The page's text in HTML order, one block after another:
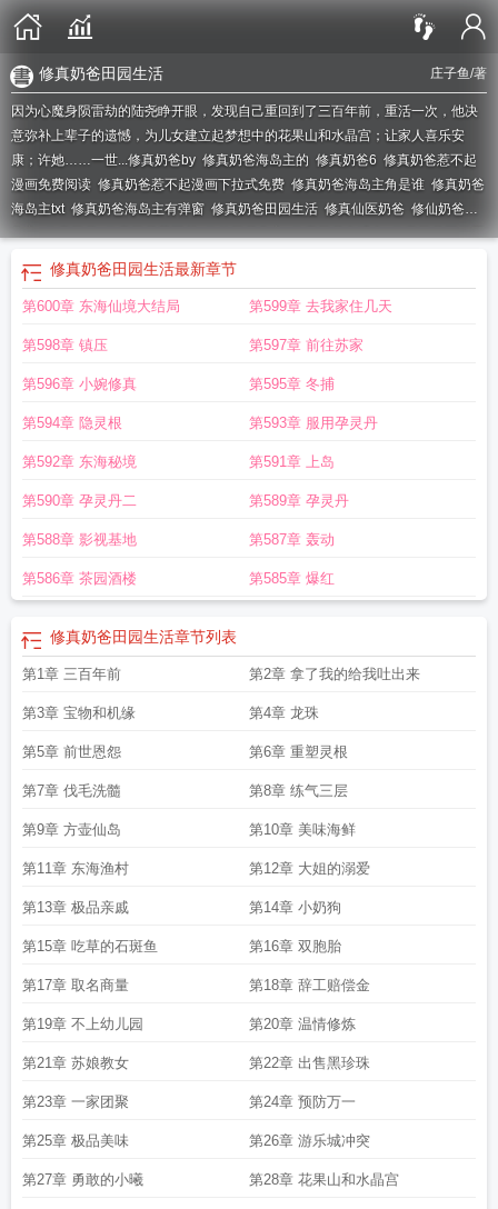
庄子鱼/著
修真奶爸田园生活
因为心魔身陨雷劫的陆尧睁开眼，发现自己重回到了三百年前，重活一次，他决
意弥补上辈子的遗憾，为儿女建立起梦想中的花果山和水晶宫；让家人喜乐安
康；许她……一世...修真奶爸by 修真奶爸海岛主的 修真奶爸6 修真奶爸惹不起
漫画免费阅读 修真奶爸惹不起漫画下拉式免费 修真奶爸海岛主角是谁 修真奶爸
海岛主txt 修真奶爸海岛主有弹窗 修真奶爸田园生活 修真仙医奶爸 修仙奶爸海
岛主修真奶爸修真奶爸惹不起修仙奶爸岛主修真奶爸有没有修真奶爸不好惹
漫画免费阅读
修真奶爸在哪看 修真奶爸原著
读 都市修真奶爸海岛主
真奶爸海岛主TXT修真奶爸海岛主 庄子鱼修真奶爸海岛主 陆尧
免费阅读
修真奶爸海岛主免费 修真奶爸海岛主全文免费阅读最新章
修真奶爸田园生活最新章节
第600章 东海仙境大结局 第599章 去我家住几天
第598章 镇压 第597章 前往苏家
第596章 小婉修真 第595章 冬捕
第594章 隐灵根 第593章 服用孕灵丹
第592章 东海秘境 第591章 上岛
第590章 孕灵丹二 第589章 孕灵丹
第588章 影视基地 第587章 轰动
第586章 茶园酒楼 第585章 爆红
修真奶爸田园生活章节列表
第1章 三百年前 第2章 拿了我的给我吐出来
第3章 宝物和机缘 第4章 龙珠
第5章 前世恩怨 第6章 重塑灵根
第7章 伐毛洗髓 第8章 练气三层
第9章 方壶仙岛 第10章 美味海鲜
第11章 东海渔村 第12章 大姐的溺爱
第13章 极品亲戚 第14章 小奶狗
第15章 吃草的石斑鱼 第16章 双胞胎
第17章 取名商量 第18章 辞工赔偿金
第19章 不上幼儿园 第20章 温情修炼
第21章 苏娘教女 第22章 出售黑珍珠
第23章 一家团聚 第24章 预防万一
第25章 极品美味 第26章 游乐城冲突
第27章 勇敢的小曦 第28章 花果山和水晶宫